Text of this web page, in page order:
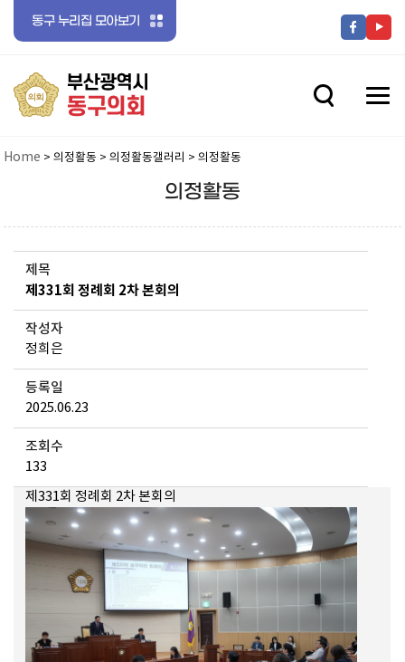
동구 누리집 모아보기
메뉴 열기
메뉴 열기
메뉴 열기
메뉴 열기
전체메뉴 닫기
Home > 의정활동 > 의정활동갤러리 > 의정활동
의정활동
제목
제331회 정례회 2차 본회의
작성자
정희은
등록일
2025.06.23
조회수
133
제331회 정례회 2차 본회의